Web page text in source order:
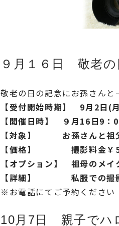
９月１６日 敬老
敬老の日の記念にお孫さんと
【受付開始時期】 9月2日(
【開催日時】 ９月16日9
【対象】 お孫さんと祖父
【価格】 撮影料金￥
【オプション】 祖母のメ
【詳細】 私服での撮影
※お電話にてご予約ください
10月7日 親子でハ